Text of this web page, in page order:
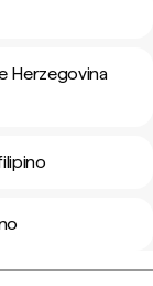
Herzegovina